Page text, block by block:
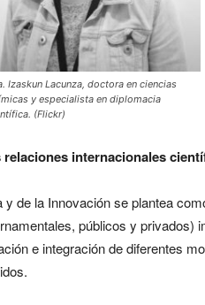
Izaskun Lacunza, doctora en ciencias
y especialista en diplomacia
(Flickr)
internacionales
de la Innovación se plantea
públicos y privados)
e integración de diferentes